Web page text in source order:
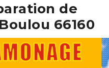
de
66160